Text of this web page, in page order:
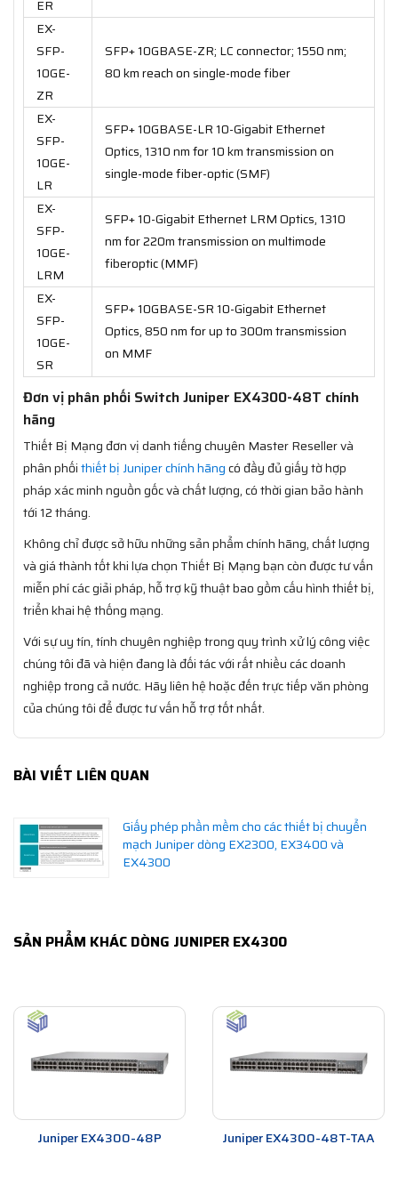
ER
EX-
SFP-
10GE-
ZR
SFP+ 10GBASE-ZR; LC connector; 1550 nm;
80 km reach on single-mode fiber
EX-
SFP-
10GE-
LR
SFP+ 10GBASE-LR 10-Gigabit Ethernet
Optics, 1310 nm for 10 km transmission on
single-mode fiber-optic (SMF)
EX-
SFP-
10GE-
LRM
SFP+ 10-Gigabit Ethernet LRM Optics, 1310
nm for 220m transmission on multimode
fiberoptic (MMF)
EX-
SFP-
10GE-
SR
SFP+ 10GBASE-SR 10-Gigabit Ethernet
Optics, 850 nm for up to 300m transmission
on MMF
Đơn vị phân phối Switch Juniper EX4300-48T chính
hãng
Thiết Bị Mạng đơn vị danh tiếng chuyên Master Reseller và
phân phốithiết bị Juniper chính hãngcó đầy đủ giấy tờ hợp
pháp xác minh nguồn gốc và chất lượng, có thời gian bảo hành
tới 12 tháng.
Không chỉ được sở hữu những sản phẩm chính hãng, chất lượng
và giá thành tốt khi lựa chọn Thiết Bị Mạng bạn còn được tư vấn
miễn phí các giải pháp, hỗ trợ kỹ thuật bao gồm cấu hình thiết bị,
triển khai hệ thống mạng.
Với sự uy tín, tính chuyên nghiệp trong quy trình xử lý công việc
chúng tôi đã và hiện đang là đối tác với rất nhiều các doanh
nghiệp trong cả nước. Hãy liên hệ hoặc đến trực tiếp văn phòng
của chúng tôi để được tư vấn hỗ trợ tốt nhất.
BÀI VIẾT LIÊN QUAN
Giấy phép phần mềm cho các thiết bị chuyển
mạch Juniper dòng EX2300, EX3400 và
EX4300
SẢN PHẨM KHÁC DÒNG JUNIPER EX4300
Juniper EX4300-48P Juniper EX4300-48T-TAA